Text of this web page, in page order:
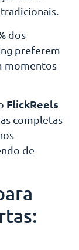
dos
preferem
momentos
FlickReels
completas
de